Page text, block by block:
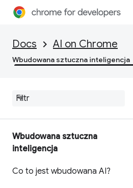
Docs AI on Chrome
Wbudowana sztuczna inteligencja
Wbudowana sztuczna
inteligencja
Co to jest wbudowana AI?